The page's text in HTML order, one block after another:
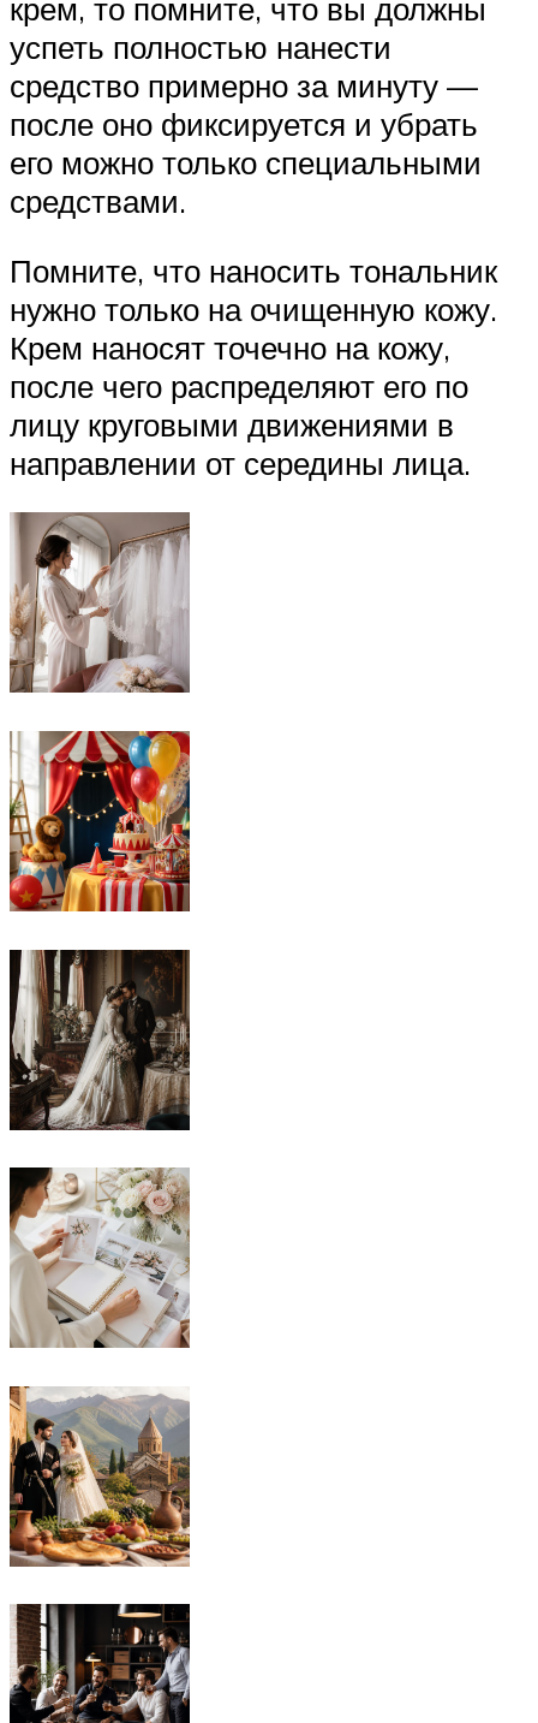
крем, то помните, что вы должны
успеть полностью нанести
средство примерно за минуту —
после оно фиксируется и убрать
его можно только специальными
средствами.
Помните, что наносить тональник
нужно только на очищенную кожу.
Крем наносят точечно на кожу,
после чего распределяют его по
лицу круговыми движениями в
направлении от середины лица.